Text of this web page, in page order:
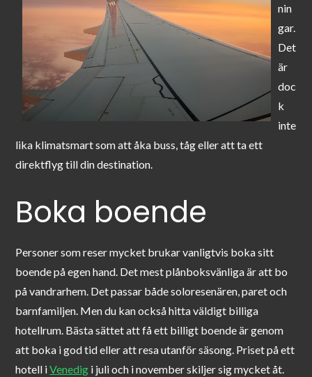
nin
gar.
Det
är
doc
k
inte
lika klimatsmart som att åka buss, tåg eller att ta ett
direktflyg till din destination.
Boka boende
Personer som reser mycket brukar vanligtvis boka sitt
boende på egen hand. Det mest plånboksvänliga är att bo
på vandrarhem. Det passar både soloresenären, paret och
barnfamiljen. Men du kan också hitta väldigt billiga
hotellrum. Bästa sättet att få ett billigt boende är genom
att boka i god tid eller att resa utanför säsong. Priset på ett
hotell iVenedig i juli och i november skiljer sig mycket åt.